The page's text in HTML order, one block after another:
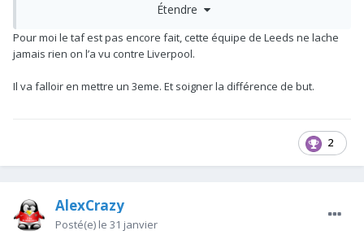
Le reste des joueurs rien à relever, c'est solide sans que ça
Étendre
Pour moi le taf est pas encore fait, cette équipe de Leeds ne lache
jamais rien on l’a vu contre Liverpool.
Il va falloir en mettre un 3eme. Et soigner la différence de but.
2
AlexCrazy
Posté(e) le 31 janvier